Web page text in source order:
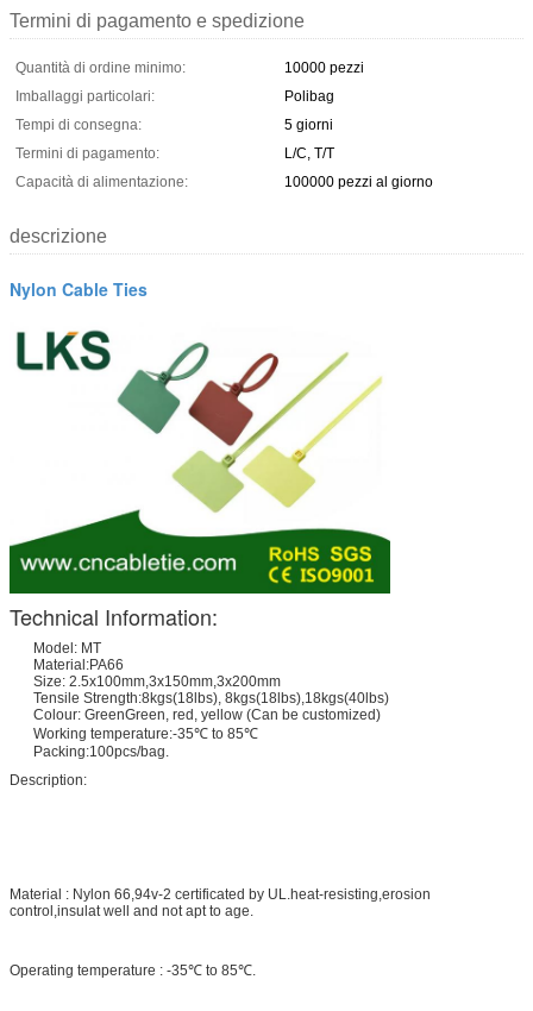
Termini di pagamento e spedizione
Quantità di ordine minimo:
10000 pezzi
Imballaggi particolari:
Polibag
Tempi di consegna:
5 giorni
Termini di pagamento:
L/C, T/T
Capacità di alimentazione:
100000 pezzi al giorno
descrizione
Nylon Cable Ties
Technical Information:
Model: MT
Material:PA66
Size: 2.5x100mm,3x150mm,3x200mm
Tensile Strength:8kgs(18lbs), 8kgs(18lbs),18kgs(40lbs)
Colour: GreenGreen, red, yellow (Can be customized)
Working temperature:-35℃ to 85℃
Packing:100pcs/bag.
Description:
Material : Nylon 66,94v-2 certificated by UL.heat-resisting,erosion
control,insulat well and not apt to age.
Operating temperature : -35℃ to 85℃.